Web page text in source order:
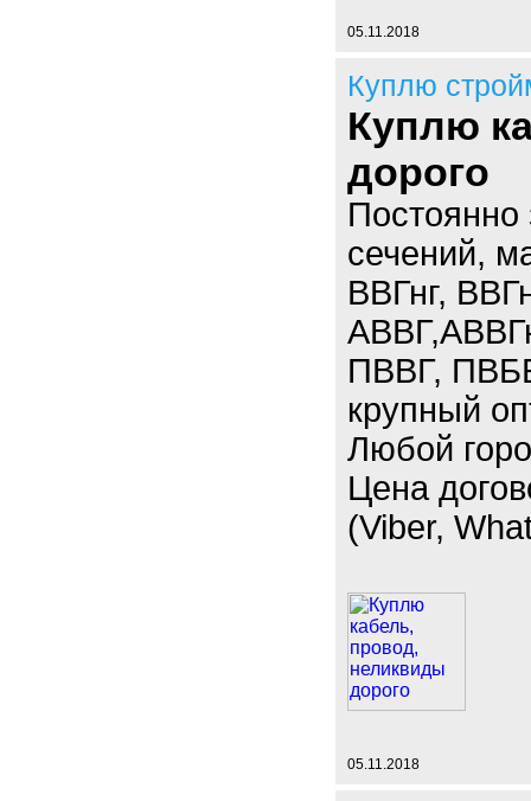
05.11.2018
Куплю
Куплю
дорого
Постоянно
сечений,
ВВГнг,
ПВВГ,
крупный
Любой
Цена
(Viber,
05.11.2018